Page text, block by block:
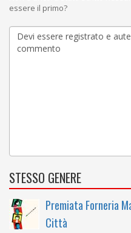
essere il primo?
STESSO GENERE
Premiata Forneria
Città